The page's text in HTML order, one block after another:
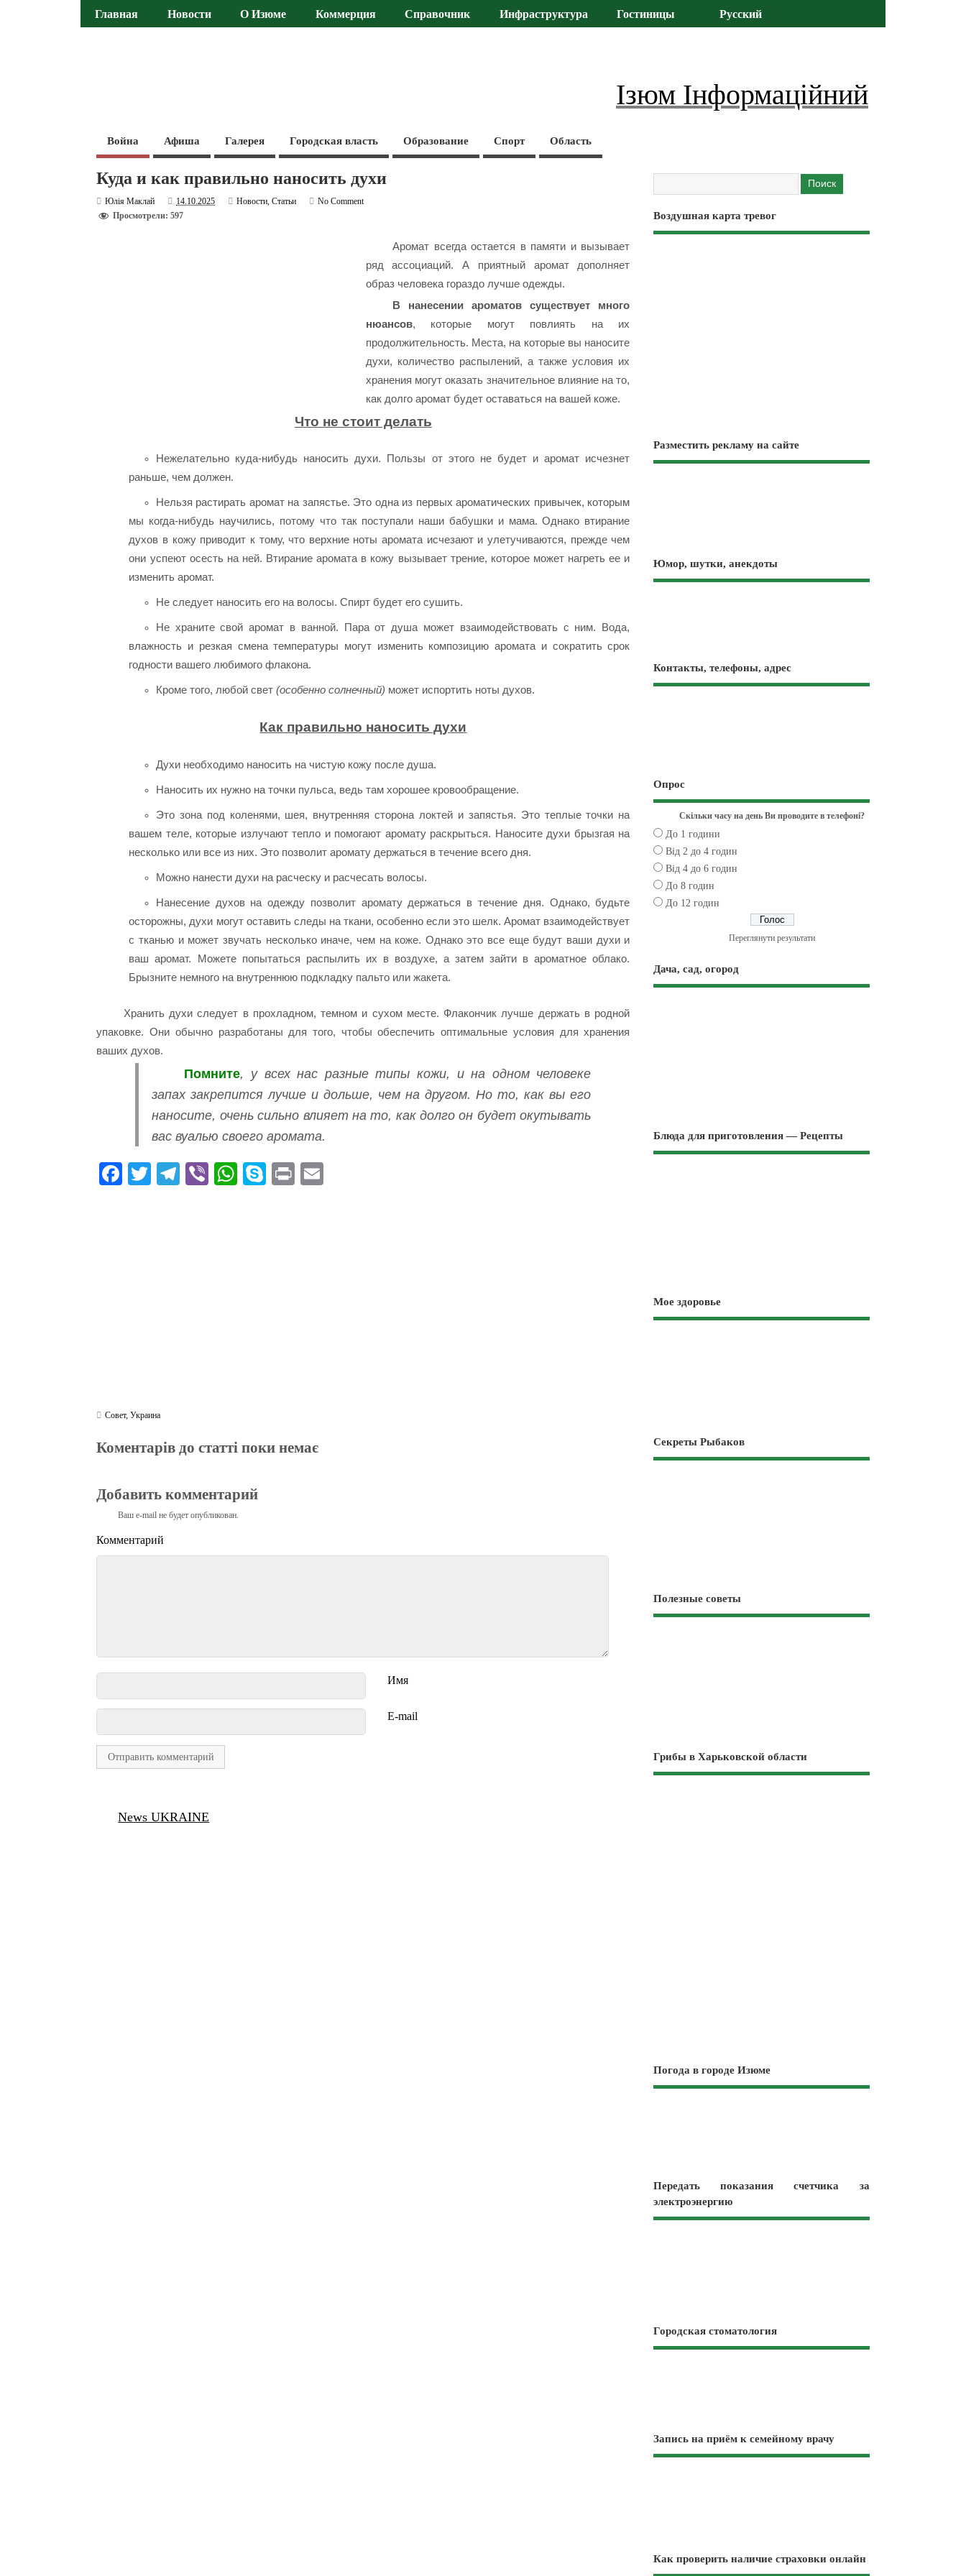
Главная Новости О Изюме Коммерция Справочник Инфраструктура Гостиницы Русский
Ізюм Інформаційний
Война Афиша Галерея Городская власть Образование Спорт Область
Куда и как правильно наносить духи
Юлія Маклай 14.10.2025 Новости,Статьи
No Comment
Просмотрели: 597
Аромат всегда остается в памяти и вызывает
ряд ассоциаций. А приятный аромат дополняет
образ человека гораздо лучше одежды.
В нанесении ароматов существует много
нюансов, которые могут повлиять на их
продолжительность. Места, на которые вы наносите
духи, количество распылений, а также условия их
хранения могут оказать значительное влияние на то,
как долго аромат будет оставаться на вашей коже.
Что не стоит делать
Нежелательно куда-нибудь наносить духи. Пользы от этого не будет и аромат исчезнет
раньше, чем должен.
Нельзя растирать аромат на запястье. Это одна из первых ароматических привычек, которым
мы когда-нибудь научились, потому что так поступали наши бабушки и мама. Однако втирание
духов в кожу приводит к тому, что верхние ноты аромата исчезают и улетучиваются, прежде чем
они успеют осесть на ней. Втирание аромата в кожу вызывает трение, которое может нагреть ее и
изменить аромат.
Не следует наносить его на волосы. Спирт будет его сушить.
Не храните свой аромат в ванной. Пара от душа может взаимодействовать с ним. Вода,
влажность и резкая смена температуры могут изменить композицию аромата и сократить срок
годности вашего любимого флакона.
Кроме того, любой свет (особенно солнечный) может испортить ноты духов.
Как правильно наносить духи
Духи необходимо наносить на чистую кожу после душа.
Наносить их нужно на точки пульса, ведь там хорошее кровообращение.
Это зона под коленями, шея, внутренняя сторона локтей и запястья. Это теплые точки на
вашем теле, которые излучают тепло и помогают аромату раскрыться. Наносите духи брызгая на
несколько или все из них. Это позволит аромату держаться в течение всего дня.
Можно нанести духи на расческу и расчесать волосы.
Нанесение духов на одежду позволит аромату держаться в течение дня. Однако, будьте
осторожны, духи могут оставить следы на ткани, особенно если это шелк. Аромат взаимодействует
с тканью и может звучать несколько иначе, чем на коже. Однако это все еще будут ваши духи и
ваш аромат. Можете попытаться распылить их в воздухе, а затем зайти в ароматное облако.
Брызните немного на внутреннюю подкладку пальто или жакета.
Хранить духи следует в прохладном, темном и сухом месте. Флакончик лучше держать в родной
упаковке. Они обычно разработаны для того, чтобы обеспечить оптимальные условия для хранения
ваших духов.
Помните, у всех нас разные типы кожи, и на одном человеке
запах закрепится лучше и дольше, чем на другом. Но то, как вы его
наносите, очень сильно влияет на то, как долго он будет окутывать
вас вуалью своего аромата.
Fa T
Te Vi
W
S
Pr
Совет,Украина
Коментарів до статті поки немає
Добавить комментарий
Ваш e-mail не будет опубликован.
Комментарий
Имя
E-mail
News UKRAINE
Воздушная карта тревог
Разместить рекламу на сайте
Юмор, шутки, анекдоты
Контакты, телефоны, адрес
Опрос
Скільки часу на день Ви проводите в телефоні?
До 1 години
Від 2 до 4 годин
Від 4 до 6 годин
До 8 годин
До 12 годин
Переглянути результати
Дача, сад, огород
Блюда для приготовления — Рецепты
Мое здоровье
Секреты Рыбаков
Полезные советы
Грибы в Харьковской области
Погода в городе Изюме
Передать показания счетчика за
электроэнергию
Городская стоматология
Запись на приём к семейному врачу
Как проверить наличие страховки онлайн